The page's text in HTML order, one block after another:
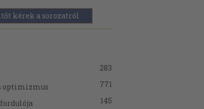
kérek a sorozatról
283
optimizmus
771
145